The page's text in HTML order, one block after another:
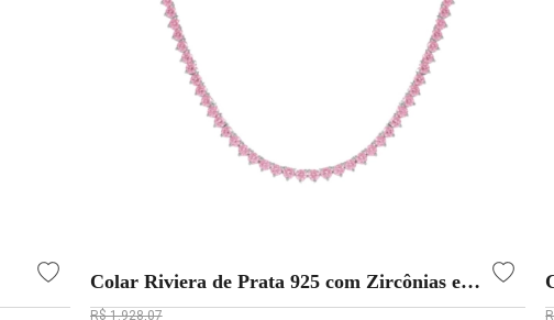
Colar Riviera de Prata 925 com Zircônias em
Rosa Claro
R$ 1.928,07